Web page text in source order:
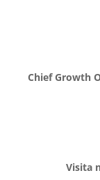
Chief Growth
Visita